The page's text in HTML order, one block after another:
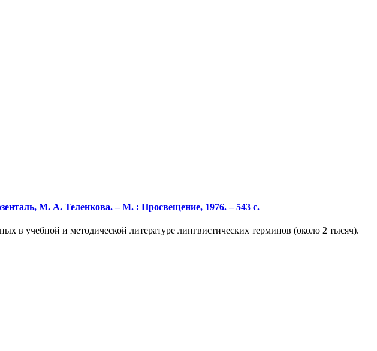
М. А. Теленкова. – М. : Просвещение, 1976. – 543 с.
в учебной и методической литературе лингвистических терминов (около 2 тысяч).